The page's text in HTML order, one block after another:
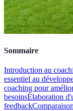
Sommaire
Introduction au
essentiel au
coaching pour
besoinsÉlaboration
feedback